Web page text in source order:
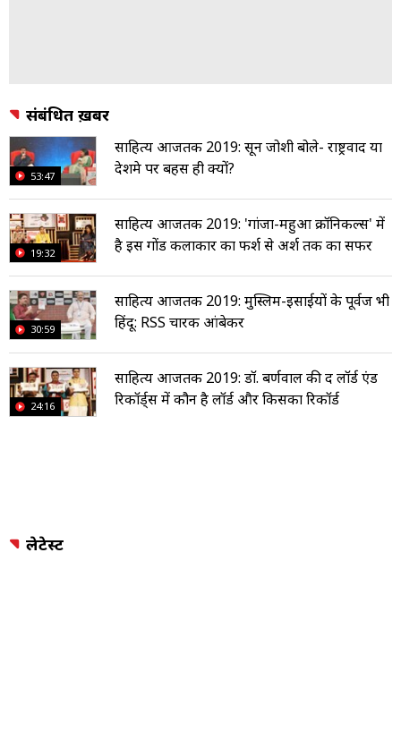
संबंधित ख़बरें
53:47
साहित्य आजतक 2019: प्रसून जोशी बोले- राष्ट्रवाद या
देशप्रेम पर बहस ही क्यों?
19:32
साहित्य आजतक 2019: 'गांजा-महुआ क्रॉनिकल्स' में
है इस गोंड कलाकार का फर्श से अर्श तक का सफर
30:59
साहित्य आजतक 2019: मुस्लिम-इसाईयों के पूर्वज‍ भी
हिंदू: RSS प्रचारक आंबेकर
24:16
साहित्य आजतक 2019: डॉ. बर्णवाल की द लॉर्ड एंड
रिकॉर्ड्स में कौन है लॉर्ड और किसका रिकॉर्ड
लेटेस्ट